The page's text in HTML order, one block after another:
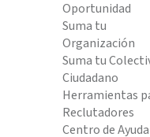
Oportunidad
Suma tu
Organización
Suma tu
Ciudadano
Herramientas
Reclutadores
Centro de Ayuda